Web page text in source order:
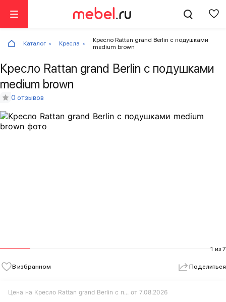
Каталог Кресла
Кресло Rattan grand Berlin с подушками
medium brown
Кресло Rattan grand Berlin с подушками
medium brown
0 отзывов
1 из 7
В избранном Поделиться
Цена на Кресло Rattan grand Berlin с п... от 7.08.2026